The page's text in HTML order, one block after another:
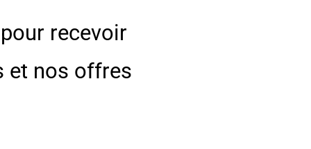
recevoir
et nos offres